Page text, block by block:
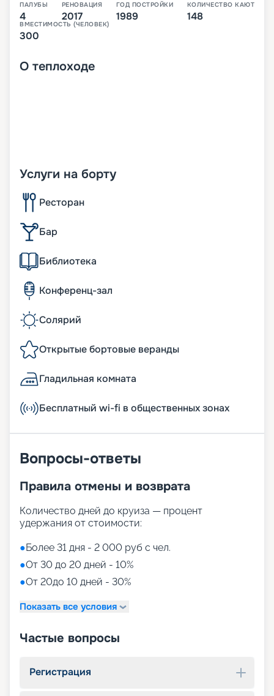
ПАЛУБЫ
4
РЕНОВАЦИЯ
2017
ГОД ПОСТРОЙКИ
1989
КОЛИЧЕСТВО КАЮТ
148
ВМЕСТИМОСТЬ (ЧЕЛОВЕК)
300
О теплоходе
Услуги на борту
Ресторан
Бар
Библиотека
Конференц-зал
Солярий
Открытые бортовые веранды
Гладильная комната
Бесплатный wi-fi в общественных зонах
Вопросы-ответы
Правила отмены и возврата
Количество дней до круиза — процент
удержания от стоимости:
●Более 31 дня - 2 000 руб с чел.
●От 30 до 20 дней - 10%
●От 20до 10 дней - 30%
Показать все условия
Частые вопросы
Регистрация